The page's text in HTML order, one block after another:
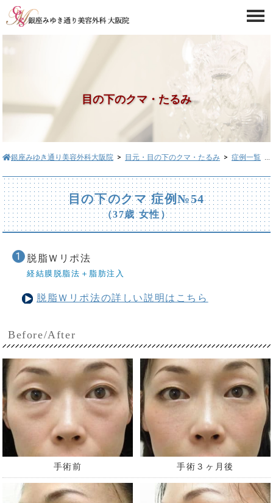
目の下のクマ・たるみ
銀座みゆき通り美容外科大阪院 > 目元・目の下のクマ・たるみ > 症例一覧
目の下のクマ 症例№54
（37歳 女性）
脱脂Ｗリポ法
経結膜脱脂法＋脂肪注入
脱脂Ｗリポ法の詳しい説明はこちら
Before/After
手術前 手術３ヶ月後